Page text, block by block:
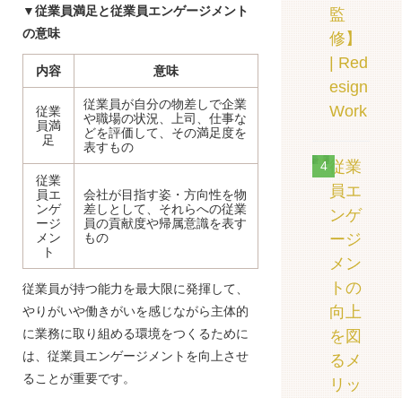
▼従業員満足と従業員エンゲージメント
の意味
内容 意味
従業
員満
足
従業員が自分の物差しで企業
や職場の状況、上司、仕事な
どを評価して、その満足度を
表すもの
従業
員エ
ンゲ
ージ
メン
ト
会社が目指す姿・方向性を物
差しとして、それらへの従業
員の貢献度や帰属意識を表す
もの
従業員が持つ能力を最大限に発揮して、
やりがいや働きがいを感じながら主体的
に業務に取り組める環境をつくるために
は、従業員エンゲージメントを向上させ
ることが重要です。
監
修】
| Red
esign
Work
4 従業
員エ
ンゲ
ージ
メン
トの
向上
を図
るメ
リッ